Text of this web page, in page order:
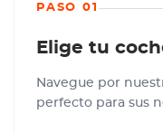
PASO 01
Elige tu
Navegue por
perfecto para sus